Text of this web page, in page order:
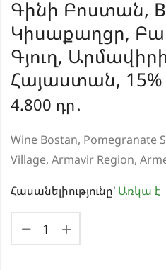
Գինի Բոստան,
Կիսաքաղցր,
Գյուղ,
Հայաստան, 15%
4.800 դր․
Wine Bostan, Pomegranate
Village, Armavir Region,
Հասանելիությունը՝ Առկա է